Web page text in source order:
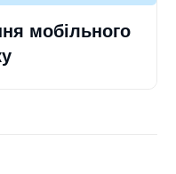
мобільного